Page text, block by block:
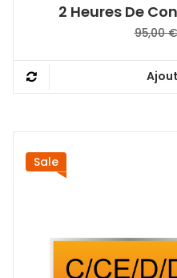
2 Heures De
95,00€
Sale